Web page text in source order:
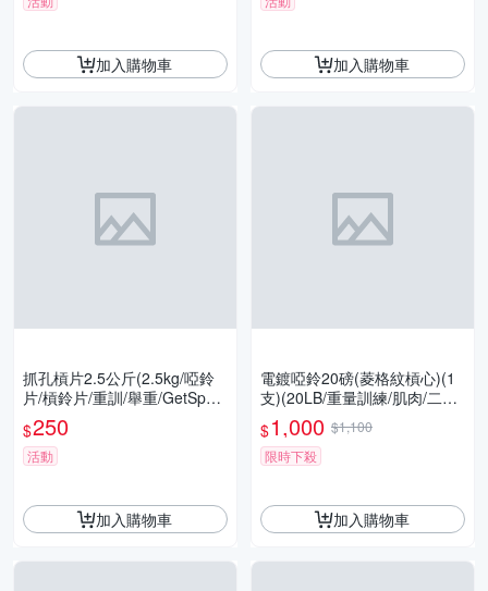
加入購物車 加入購物車
抓孔槓片2.5公斤(2.5kg/啞鈴
片/槓鈴片/重訓/舉重/GetSpor
$250
活動
加入購物車
電鍍啞鈴20磅(菱格紋槓心)(1
支)(20LB/重量訓練/肌肉/二頭
肌/胸肌/舉重/GetSport)
$1,000 $1,100
限時下殺
加入購物車